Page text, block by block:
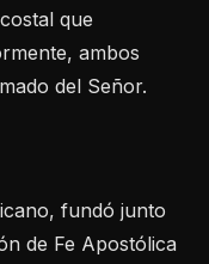
que
ambos
del Señor.
fundó junto
de Fe Apostólica